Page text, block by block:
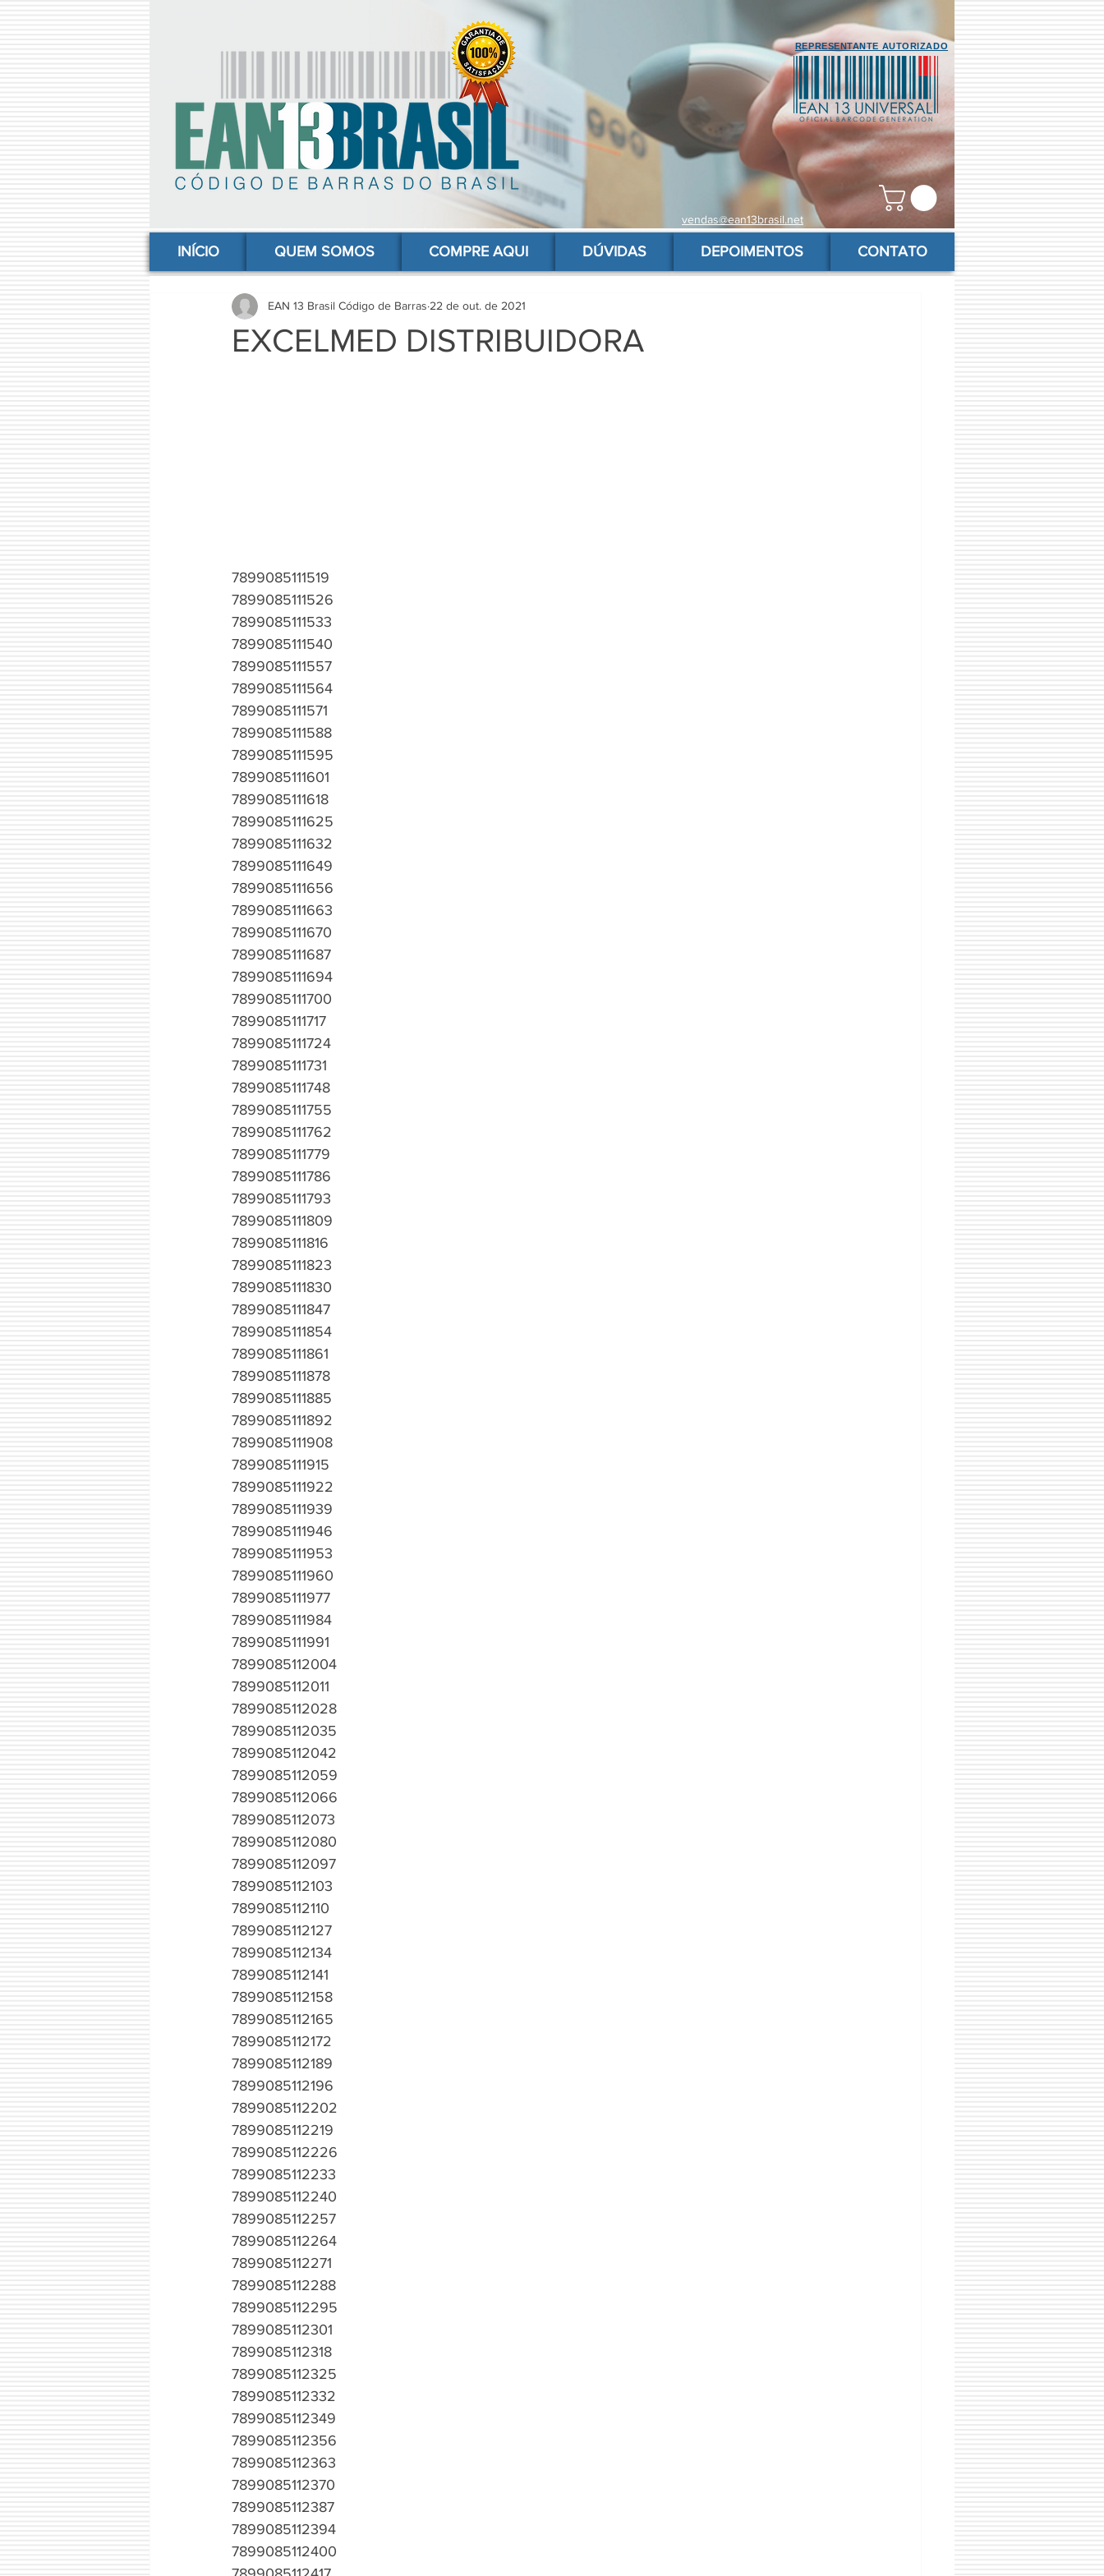
vendas@ean13brasil.net
REPRESENTANTE AUTORIZADO
comprar codigo de barras, comprar código de barras, adquirir código de barras, código de barras online, código de barras para produtos, gs1, código brasileiro, ean 13 universal, código de barras barato
INÍCIO QUEM SOMOS COMPRE AQUI DÚVIDAS DEPOIMENTOS CONTATO
EXCELMED DISTRIBUIDORA
EAN 13 Brasil Código de Barras 22 de out. de 2021
7899085111519
7899085111526
7899085111533
7899085111540
7899085111557
7899085111564
7899085111571
7899085111588
7899085111595
7899085111601
7899085111618
7899085111625
7899085111632
7899085111649
7899085111656
7899085111663
7899085111670
7899085111687
7899085111694
7899085111700
7899085111717
7899085111724
7899085111731
7899085111748
7899085111755
7899085111762
7899085111779
7899085111786
7899085111793
7899085111809
7899085111816
7899085111823
7899085111830
7899085111847
7899085111854
7899085111861
7899085111878
7899085111885
7899085111892
7899085111908
7899085111915
7899085111922
7899085111939
7899085111946
7899085111953
7899085111960
7899085111977
7899085111984
7899085111991
7899085112004
7899085112011
7899085112028
7899085112035
7899085112042
7899085112059
7899085112066
7899085112073
7899085112080
7899085112097
7899085112103
7899085112110
7899085112127
7899085112134
7899085112141
7899085112158
7899085112165
7899085112172
7899085112189
7899085112196
7899085112202
7899085112219
7899085112226
7899085112233
7899085112240
7899085112257
7899085112264
7899085112271
7899085112288
7899085112295
7899085112301
7899085112318
7899085112325
7899085112332
7899085112349
7899085112356
7899085112363
7899085112370
7899085112387
7899085112394
7899085112400